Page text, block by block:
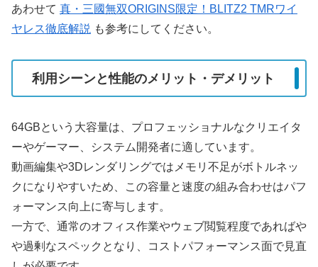
あわせて 真・三國無双ORIGINS限定！BLITZ2 TMRワイ
ヤレス徹底解説 も参考にしてください。
利用シーンと性能のメリット・デメリット
64GBという大容量は、プロフェッショナルなクリエイタ
ーやゲーマー、システム開発者に適しています。
動画編集や3Dレンダリングではメモリ不足がボトルネッ
クになりやすいため、この容量と速度の組み合わせはパフ
ォーマンス向上に寄与します。
一方で、通常のオフィス作業やウェブ閲覧程度であればや
や過剰なスペックとなり、コストパフォーマンス面で見直